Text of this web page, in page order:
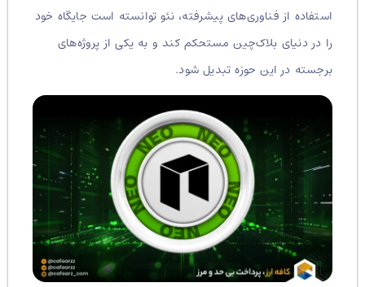
استفاده از فناوری‌های پیشرفته، نئو توانسته است جایگاه خود
را در دنیای بلاک‌چین مستحکم کند و به یکی از پروژه‌های
برجسته در این حوزه تبدیل شود.